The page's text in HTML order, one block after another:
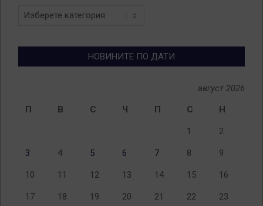
Новини
НОВИНИТЕ ПО ДАТИ
август 2026
П
В С Ч П С Н
1 2
3 4 5 6 7 8 9
10 11 12 13 14 15 16
17 18 19 20 21 22 23